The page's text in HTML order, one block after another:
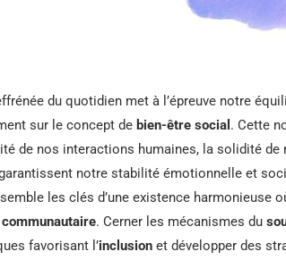
du quotidien met à l’épreuve notre
sur le concept de bien-être social . Cette
de nos interactions humaines, la solidité
notre stabilité émotionnelle et
les clés d’une existence harmonieuse
. Cerner les mécanismes du
favorisant l’inclusion et développer des